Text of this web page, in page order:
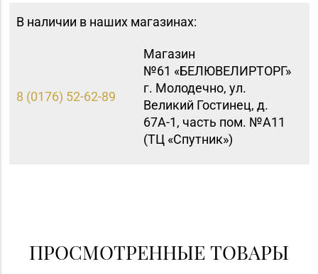
В наличии в наших магазинах:
8 (0176) 52-62-89
Магазин
№61 «БЕЛЮВЕЛИРТОРГ»
г. Молодечно, ул.
Великий Гостинец, д.
67А-1, часть пом. №А11
(ТЦ «Спутник»)
8 (0222) 64-09-37, 64-
09-42
№6 «Изумруд» г.
Могилев, ул.
ПРОСМОТРЕННЫЕ ТОВАРЫ